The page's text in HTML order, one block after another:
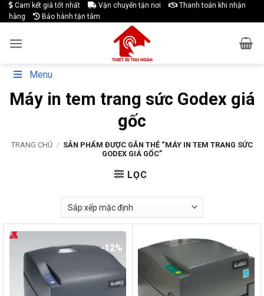
Skip
to
Cam kết giá tốt nhất Vận chuyển tận nơi
Thanh toán khi nhận
hàng
Bảo hành tận tâm
Menu
Máy in tem trang sức Godex giá
gốc
TRANG CHỦ / SẢN PHẨM ĐƯỢC GẮN THẺ “MÁY IN TEM TRANG SỨC
GODEX GIÁ GỐC”
LỌC
-12% -8%